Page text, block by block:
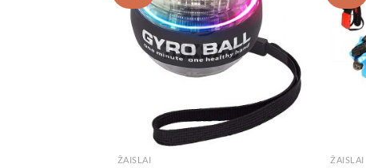
ŽAISLAI ŽAISLAI